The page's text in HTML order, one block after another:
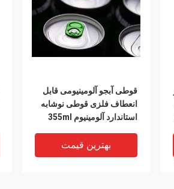
قوطی آبجو آلومینیومی قابل
انعطاف فلزی قوطی نوشابه
استاندارد آلومینیوم 355ml
بهترین قیمت